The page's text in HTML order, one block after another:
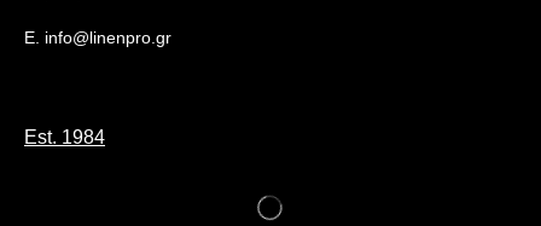
E. info@linenpro.gr
Est. 1984